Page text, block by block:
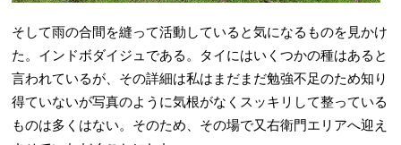
そして雨の合間を縫って活動していると気になるものを見かけ
た。インドボダイジュである。タイにはいくつかの種はあると
言われているが、その詳細は私はまだまだ勉強不足のため知り
得ていないが写真のように気根がなくスッキリして整っている
ものは多くはない。そのため、その場で又右衛門エリアへ迎え